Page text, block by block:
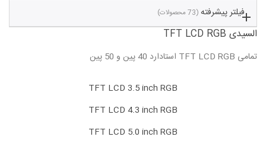
فیلتر پیشرفته (73 محصولات)
السیدی TFT LCD RGB
تمامی TFT LCD RGB استادارد 40 پین و 50 پین
ادامه مطلب
TFT LCD 3.5 inch RGB
TFT LCD 4.3 inch RGB
TFT LCD 5.0 inch RGB